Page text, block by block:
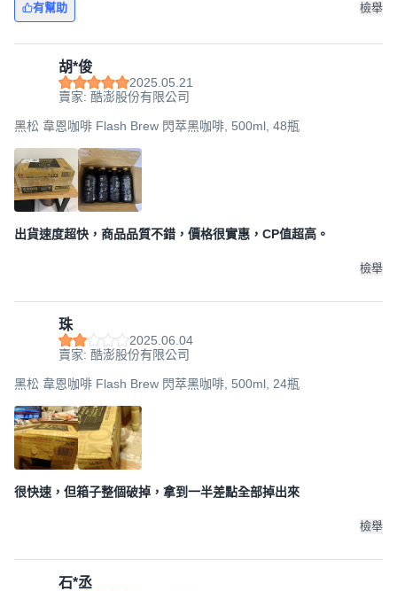
有幫助 檢舉
胡*俊
2025.05.21
賣家: 酷澎股份有限公司
黑松 韋恩咖啡 Flash Brew 閃萃黑咖啡, 500ml, 48瓶
出貨速度超快，商品品質不錯，價格很實惠，CP值超高。
檢舉
珠
2025.06.04
賣家: 酷澎股份有限公司
黑松 韋恩咖啡 Flash Brew 閃萃黑咖啡, 500ml, 24瓶
很快速，但箱子整個破掉，拿到一半差點全部掉出來
檢舉
石*丞